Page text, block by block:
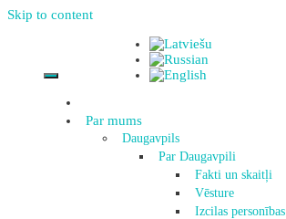
Skip to content
Par mums
Daugavpils
Par Daugavpili
Fakti un skaitļi
Vēsture
Izcilas personības